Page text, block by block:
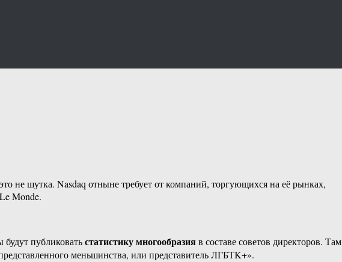
не шутка. Nasdaq отныне требует от компаний, торгующихся на её рынках,
Monde.
публиковатьстатистику многообразияв составе советов директоров. Там
меньшинства, или представитель ЛГБТK+».